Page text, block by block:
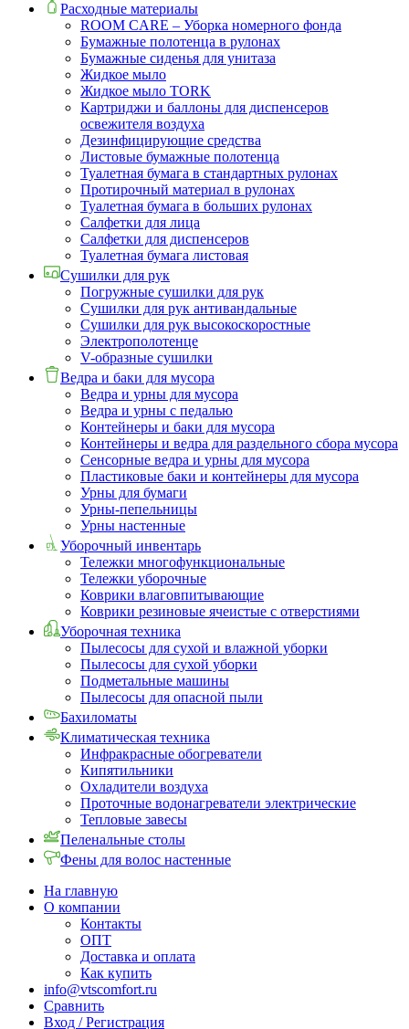
Расходные материалы
ROOM CARE – Уборка номерного фонда
Бумажные полотенца в рулонах
Бумажные сиденья для унитаза
Жидкое мыло
Жидкое мыло TORK
Картриджи и баллоны для диспенсеров
освежителя воздуха
Дезинфицирующие средства
Листовые бумажные полотенца
Туалетная бумага в стандартных рулонах
Протирочный материал в рулонах
Туалетная бумага в больших рулонах
Салфетки для лица
Салфетки для диспенсеров
Туалетная бумага листовая
Сушилки для рук
Погружные сушилки для рук
Сушилки для рук антивандальные
Сушилки для рук высокоскоростные
Электрополотенце
V-образные сушилки
Ведра и баки для мусора
Ведра и урны для мусора
Ведра и урны с педалью
Контейнеры и баки для мусора
Контейнеры и ведра для раздельного сбора мусора
Сенсорные ведра и урны для мусора
Пластиковые баки и контейнеры для мусора
Урны для бумаги
Урны-пепельницы
Урны настенные
Уборочный инвентарь
Тележки многофункциональные
Тележки уборочные
Коврики влаговпитывающие
Коврики резиновые ячеистые с отверстиями
Уборочная техника
Пылесосы для сухой и влажной уборки
Пылесосы для сухой уборки
Подметальные машины
Пылесосы для опасной пыли
Бахиломаты
Климатическая техника
Инфракрасные обогреватели
Кипятильники
Охладители воздуха
Проточные водонагреватели электрические
Тепловые завесы
Пеленальные столы
Фены для волос настенные
На главную
О компании
Контакты
ОПТ
Доставка и оплата
Как купить
info@vtscomfort.ru
Сравнить
Вход / Регистрация